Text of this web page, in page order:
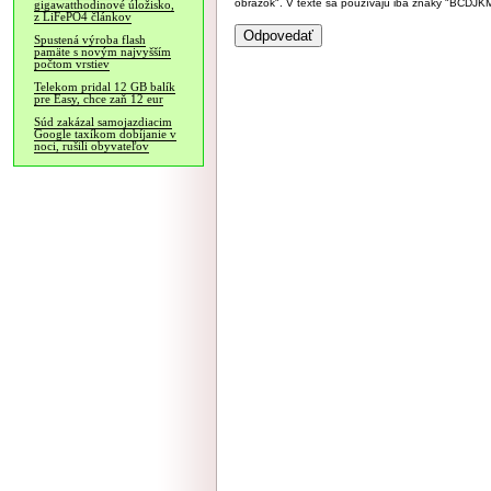
gigawatthodinové úložisko,
z LiFePO4 článkov
Spustená výroba flash
pamäte s novým najvyšším
počtom vrstiev
Telekom pridal 12 GB balík
pre Easy, chce zaň 12 eur
Súd zakázal samojazdiacim
Google taxíkom dobíjanie v
noci, rušili obyvateľov
obrázok". V texte sa používajú iba znaky